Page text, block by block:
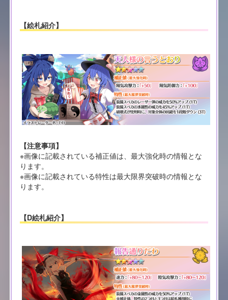
【絵札紹介】
【注意事項】
※画像に記載されている補正値は、最大強化時の情報とな
ります。
※画像に記載されている特性は最大限界突破時の情報とな
ります。
【D絵札紹介】